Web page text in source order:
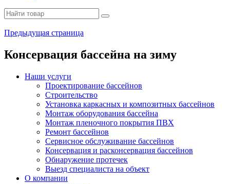
Предыдущая страница
Консервация бассейна на зиму
Наши услуги
Проектирование бассейнов
Строительство
Установка каркасных и композитных бассейнов
Монтаж оборудования бассейна
Монтаж пленочного покрытия ПВХ
Ремонт бассейнов
Сервисное обслуживание бассейнов
Консервация и расконсервация бассейнов
Обнаружение протечек
Выезд специалиста на объект
О компании